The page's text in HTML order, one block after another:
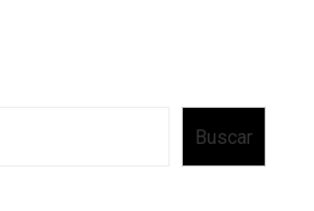
Buscar